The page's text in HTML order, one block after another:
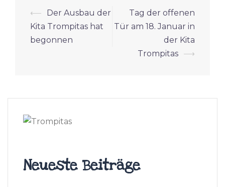
Beitrags-
Navigation
⟵
Der Ausbau der
Kita Trompitas hat
begonnen
Tag der offenen
Tür am 18. Januar in
der Kita
Trompitas ⟶
Neueste Beiträge